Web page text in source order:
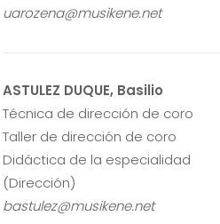
uarozena@musikene.net
ASTULEZ DUQUE, Basilio
Técnica de dirección de coro
Taller de dirección de coro
Didáctica de la especialidad
(Dirección)
bastulez@musikene.net